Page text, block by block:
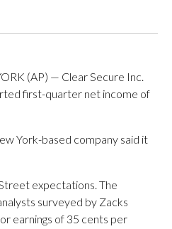
(AP) — Clear Secure Inc.
first-quarter net income of
York-based company said it
expectations. The
surveyed by Zacks
earnings of 35 cents per